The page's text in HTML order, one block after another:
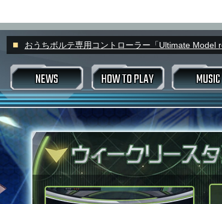
NEWS HOW TO PLAY
ゲームの進め方
スキルアナライザー ト
VOLFORCE
MUSIC
すべて FLOOR
スコアランキング
プレーヤーネーム変更
スキル称号変更
アピール称号変更 ヴァ
おうちボルテ専用コントローラー「Ultimate Model